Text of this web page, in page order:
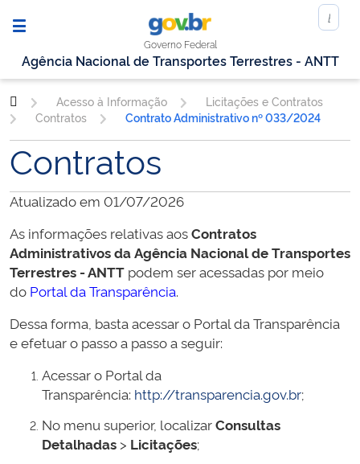
Governo Federal
Agência Nacional de Transportes Terrestres - ANTT
Acesso à Informação
Licitações e Contratos
Contratos
Contrato Administrativo nº 033/2024
Contratos
Atualizado em 01/07/2026
As informações relativas aosContratos
Administrativos daAgência Nacional de Transportes
Terrestres - ANTT podem ser acessadas por meio
do Portal da Transparência.
Dessa forma, basta acessar o Portal da Transparência
e efetuar o passo a passo a seguir:
Acessar o Portal da
Transparência: http://transparencia.gov.br;
No menu superior, localizarConsultas
Detalhadas > Licitações;